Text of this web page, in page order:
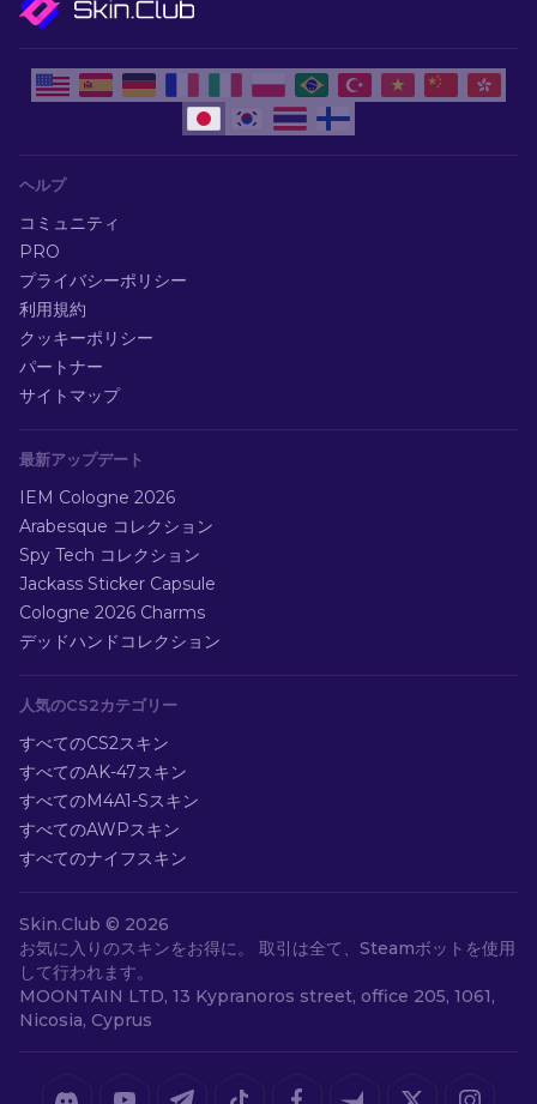
ヘルプ
コミュニティ
PRO
プライバシーポリシー
利用規約
クッキーポリシー
パートナー
サイトマップ
最新アップデート
IEM Cologne 2026
Arabesque コレクション
Spy Tech コレクション
Jackass Sticker Capsule
Cologne 2026 Charms
デッドハンドコレクション
人気のCS2カテゴリー
すべてのCS2スキン
すべてのAK-47スキン
すべてのM4A1-Sスキン
すべてのAWPスキン
すべてのナイフスキン
Skin.Club © 2026
お気に入りのスキンをお得に。 取引は全て、Steamボットを使用
して行われます。
MOONTAIN LTD, 13 Kypranoros street, office 205, 1061,
Nicosia, Cyprus